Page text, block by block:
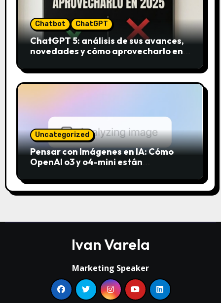
Chatbot ChatGPT
ChatGPT 5: análisis de sus avances,
novedades y cómo aprovecharlo en
Uncategorized
Pensar con Imágenes en IA: Cómo
OpenAI o3 y o4-mini están
Ivan Varela
Marketing Speaker